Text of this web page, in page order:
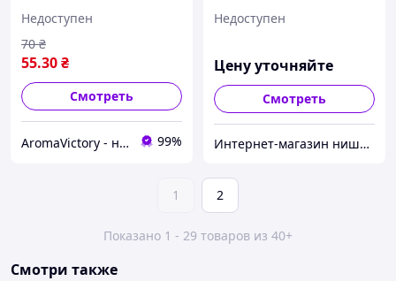
Байредо Ла Туліп) Дуже
стійка парфумерія 5
Недоступен
55.30₴
70 ₴
Смотреть
AromaVictory - найкраща парфумерія в Україні 99%
Недоступен
Цену уточняйте
Смотреть
Интернет-магазин нишевых и винтажных ароматов "Extravaganza"
1 2
Показано 1 - 29 товаров из 40+
Смотри также